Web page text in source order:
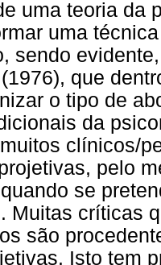
uma teoria da
uma
sendo
que
o tipo de
da
clínicos/
pelo
se
Muitas críticas
são
Isto tem